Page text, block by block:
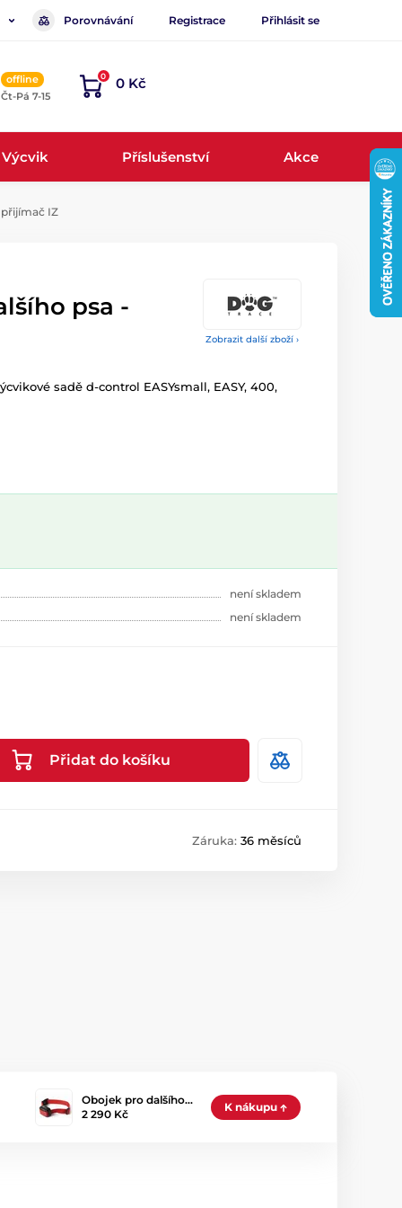
Porovnávání Registrace Přihlásit se
offline
Pá 7-15
0 0 Kč
Výcvik Příslušenství Akce
IZ
Zobrazit další zboží ›
psa -
sadě d-control EASYsmall, EASY, 400,
není skladem
není skladem
Přidat do košíku
Záruka: 36 měsíců
Obojek pro dalšího…
2 290 Kč
K nákupu